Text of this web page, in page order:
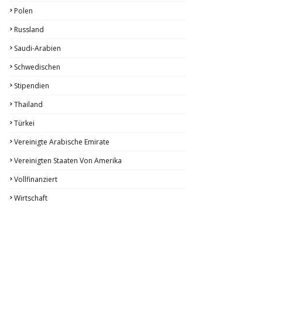
Polen
Russland
Saudi-Arabien
Schwedischen
Stipendien
Thailand
Türkei
Vereinigte Arabische Emirate
Vereinigten Staaten Von Amerika
Vollfinanziert
Wirtschaft